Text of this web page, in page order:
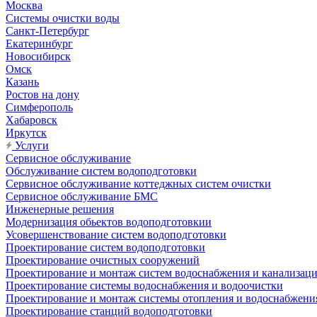
Москва
Системы очистки воды
Санкт-Петербург
Екатеринбург
Новосибирск
Омск
Казань
Ростов на дону
Симферополь
Хабаровск
Иркутск
Услуги
Сервисное обслуживание
Обслуживание систем водоподготовки
Сервисное обслуживание коттеджных систем очистки
Сервисное обслуживание БМС
Инженерные решения
Модернизация обьектов водоподготовкии
Усовершенствование систем водоподготовки
Проектирование систем водоподготовки
Проектирование очистных сооружений
Проектирование и монтаж систем водоснабжения и
Проектирование системы водоснабжения и водоочистки
Проектирование и монтаж системы отопления и
Проектирование станций водоподготовки